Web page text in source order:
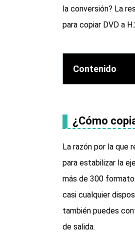
la conversión? La
para copiar DVD a
Contenido
¿Cómo
La razón por la que
para estabilizar la
más de 300
casi cualquier
también puedes
de salida.